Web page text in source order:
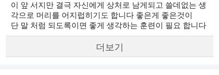
이 앞 서지만 결극 자신에게 상처로 남게되고 쓸데없는 생
각으로 머리를 어지럽히기도 합니다 좋은게 좋은것이
단 말 처럼 되도록이면 좋게 생각하는 훈련이 필요 합니다
더보기